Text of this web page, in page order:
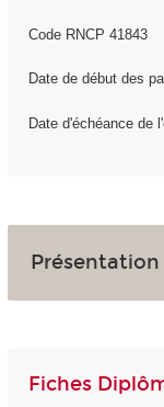
Code RNCP 41843
Date de début des
Date d'échéance de
Présentation
Fiches